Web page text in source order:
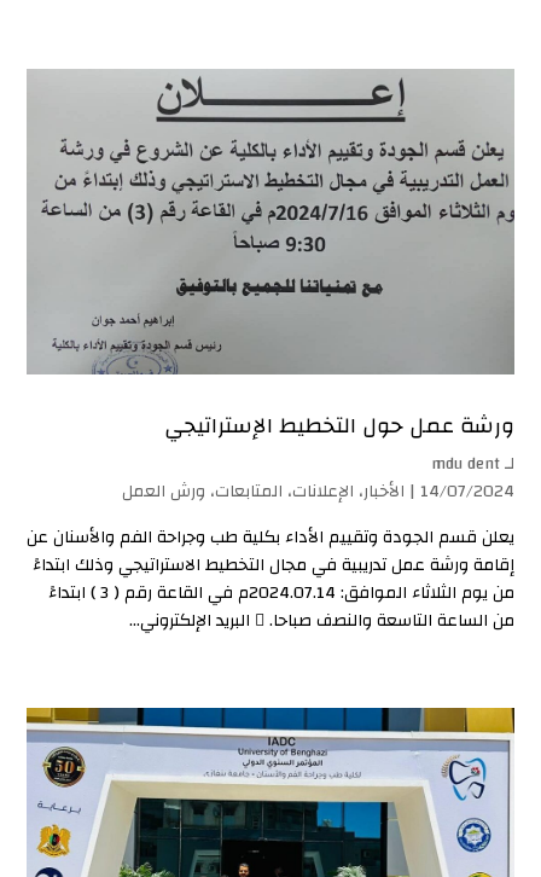
ورشة عمل حول التخطيط الإستراتيجي
لـmdu dent
14/07/2024 | الأخبار، الإعلانات، المتابعات، ورش العمل
يعلن قسم الجودة وتقييم الأداء بكلية طب وجراحة الفم والأسنان عن
إقامة ورشة عمل تدريبية في مجال التخطيط الاستراتيجي وذلك ابتداءً
من يوم الثلاثاء الموافق: 2024.07.14م في القاعة رقم ( 3 ) ابتداءً
من الساعة التاسعة والنصف صباحا.  البريد الإلكتروني...